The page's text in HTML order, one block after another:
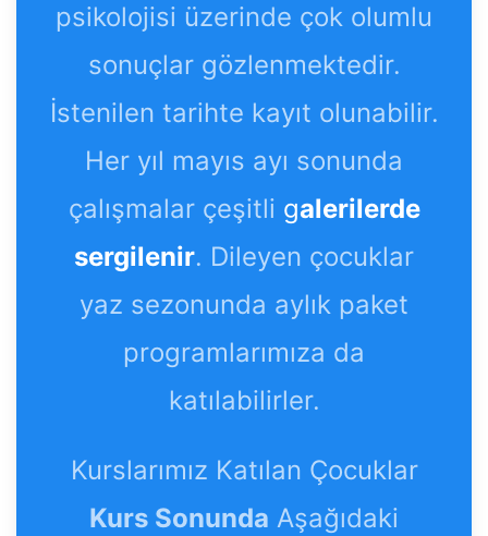
psikolojisi üzerinde çok olumlu
sonuçlar gözlenmektedir.
İstenilen tarihte kayıt olunabilir.
Her yıl mayıs ayı sonunda
çalışmalar çeşitli galerilerde
sergilenir. Dileyen çocuklar
yaz sezonunda aylık paket
programlarımıza da
katılabilirler.
Kurslarımız Katılan Çocuklar
Kurs Sonunda Aşağıdaki